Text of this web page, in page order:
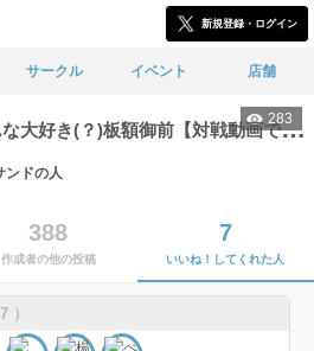
新規登録・ログイン
サークル イベント 店舗
283今
バージョン最後はみんな大好き(？)板額御前【対戦動画です】
ンドの人
388
作成者の他の投稿
7
いいね！してくれた人
）